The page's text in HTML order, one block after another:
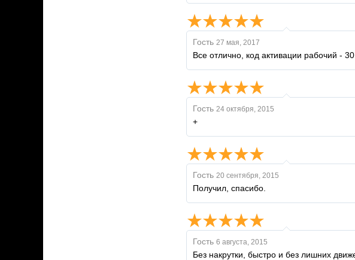
Гость 27 мая, 2017
Все отлично, код активации рабочий -
Гость 24 октября, 2015
+
Гость 20 сентября, 2015
Получил, спасибо.
Гость 6 августа, 2015
Без накрутки, быстро и без лишних